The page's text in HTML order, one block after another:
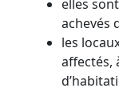
elles
achevés
les
affectés,